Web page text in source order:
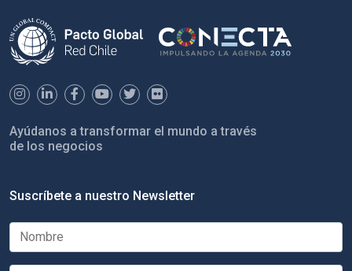
Ayúdanos a transformar el mundo a través
de los negocios
Suscríbete a nuestro Newsletter